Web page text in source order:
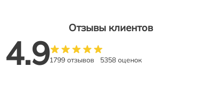
Отзывы клиентов
4.91799 отзывов 5358 оценок